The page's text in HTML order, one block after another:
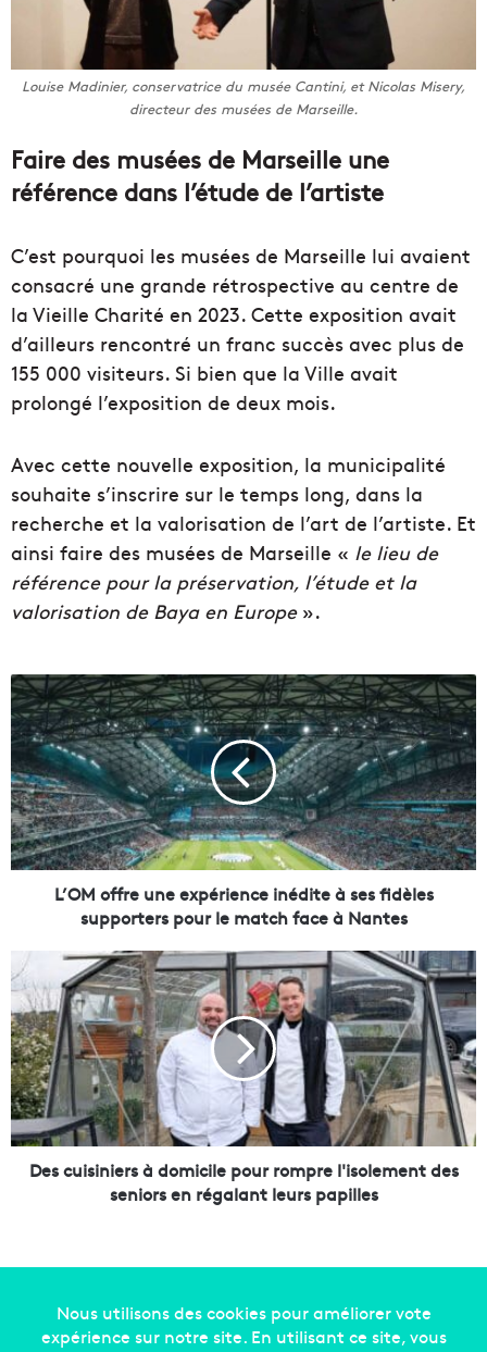
Louise Madinier, conservatrice du musée Cantini, et Nicolas Misery,
directeur des musées de Marseille.
Faire des musées de Marseille une
référence dans l’étude de l’artiste
C’est pourquoi les musées de Marseille lui avaient
consacré une grande rétrospective au centre de
la Vieille Charité en 2023. Cette exposition avait
d’ailleurs rencontré un franc succès avec plus de
155 000 visiteurs. Si bien que la Ville avait
prolongé l’exposition de deux mois.
Avec cette nouvelle exposition, la municipalité
souhaite s’inscrire sur le temps long, dans la
recherche et la valorisation de l’art de l’artiste. Et
ainsi faire des musées de Marseille « le lieu de
référence pour la préservation, l’étude et la
valorisation de Baya en Europe».
L
’
O
o
f
f
r
e
x
p
é
r
i
e
n
c
L’OM offre une expérience inédite à ses fidèles
supporters pour le match face à Nantes
D
e
s
c
u
i
s
i
n
Des cuisiniers à domicile pour rompre l'isolement des
seniors en régalant leurs papilles
Copyright © 2014-2022Made in Marseille. Tous droits